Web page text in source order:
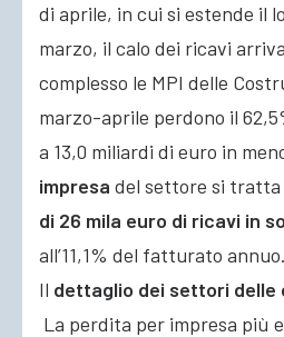
di aprile, in cui si estende il
marzo, il calo dei ricavi
complesso le MPI delle
marzo-aprile perdono il
a 13,0 miliardi di euro in
impresa del settore si tratta
di 26 mila euro di ricavi in
all’11,1% del fatturato annuo.
Il dettaglio dei settori delle
La perdita per impresa più